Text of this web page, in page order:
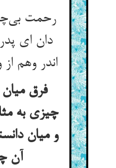
رحمت
دان ای
اندر وهم
فرق
چیزی به
و میان
آن